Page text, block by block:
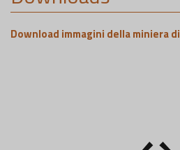
Download immagini della miniera